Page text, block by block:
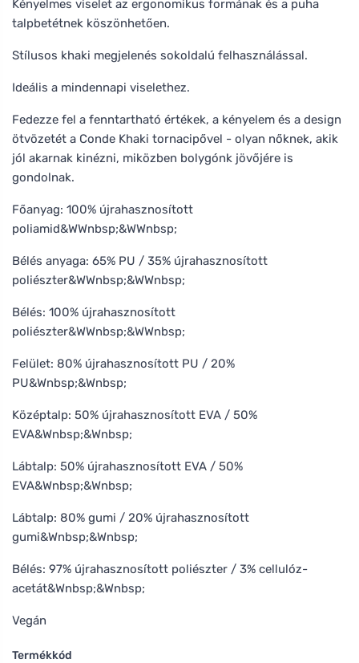
Kényelmes viselet az ergonomikus formának és a puha
talpbetétnek köszönhetően.
Stílusos khaki megjelenés sokoldalú felhasználással.
Ideális a mindennapi viselethez.
Fedezze fel a fenntartható értékek, a kényelem és a design
ötvözetét a Conde Khaki tornacipővel - olyan nőknek, akik
jól akarnak kinézni, miközben bolygónk jövőjére is
gondolnak.
Főanyag: 100% újrahasznosított
poliamid&WWnbsp;&WWnbsp;
Bélés anyaga: 65% PU / 35% újrahasznosított
poliészter&WWnbsp;&WWnbsp;
Bélés: 100% újrahasznosított
poliészter&WWnbsp;&WWnbsp;
Felület: 80% újrahasznosított PU / 20%
PU&Wnbsp;&Wnbsp;
Középtalp: 50% újrahasznosított EVA / 50%
EVA&Wnbsp;&Wnbsp;
Lábtalp: 50% újrahasznosított EVA / 50%
EVA&Wnbsp;&Wnbsp;
Lábtalp: 80% gumi / 20% újrahasznosított
gumi&Wnbsp;&Wnbsp;
Bélés: 97% újrahasznosított poliészter / 3% cellulóz-
acetát&Wnbsp;&Wnbsp;
Vegán
Termékkód